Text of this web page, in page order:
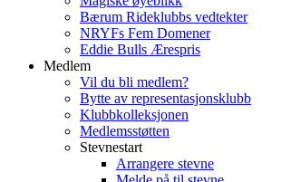
Bærum Rideklubbs vedtekter
NRYFs Fem Domener
Eddie Bulls Ærespris
Medlem
Vil du bli medlem?
Bytte av representasjonsklubb
Klubbkolleksjonen
Medlemsstøtten
Stevnestart
Arrangere stevne